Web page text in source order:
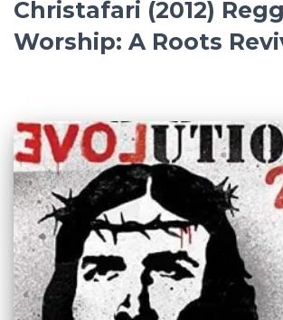
Christafari (2012)
Worship: A Roots